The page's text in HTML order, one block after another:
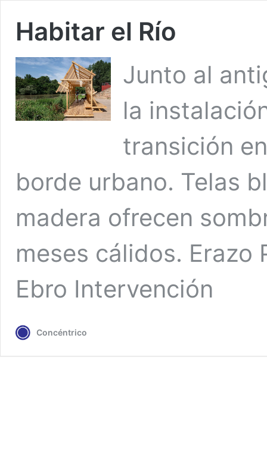
Habitar el Río
Junto al
la
transición
borde urbano. Telas
madera ofrecen
meses cálidos. Erazo
Ebro Intervención
Concéntrico